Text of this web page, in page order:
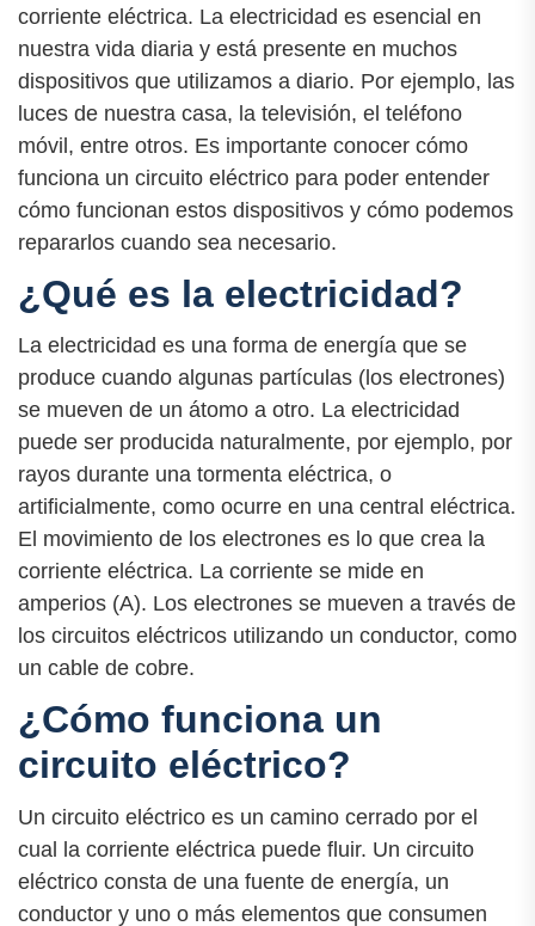
corriente eléctrica. La electricidad es esencial en
nuestra vida diaria y está presente en muchos
dispositivos que utilizamos a diario. Por ejemplo, las
luces de nuestra casa, la televisión, el teléfono
móvil, entre otros. Es importante conocer cómo
funciona un circuito eléctrico para poder entender
cómo funcionan estos dispositivos y cómo podemos
repararlos cuando sea necesario.
¿Qué es la electricidad?
La electricidad es una forma de energía que se
produce cuando algunas partículas (los electrones)
se mueven de un átomo a otro. La electricidad
puede ser producida naturalmente, por ejemplo, por
rayos durante una tormenta eléctrica, o
artificialmente, como ocurre en una central eléctrica.
El movimiento de los electrones es lo que crea la
corriente eléctrica. La corriente se mide en
amperios (A). Los electrones se mueven a través de
los circuitos eléctricos utilizando un conductor, como
un cable de cobre.
¿Cómo funciona un
circuito eléctrico?
Un circuito eléctrico es un camino cerrado por el
cual la corriente eléctrica puede fluir. Un circuito
eléctrico consta de una fuente de energía, un
conductor y uno o más elementos que consumen